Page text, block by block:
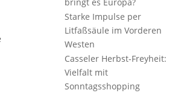
Starke Impulse per
Litfaßsäule im Vorderen
Westen
Casseler Herbst-Freyheit:
Vielfalt mit
Sonntagsshopping